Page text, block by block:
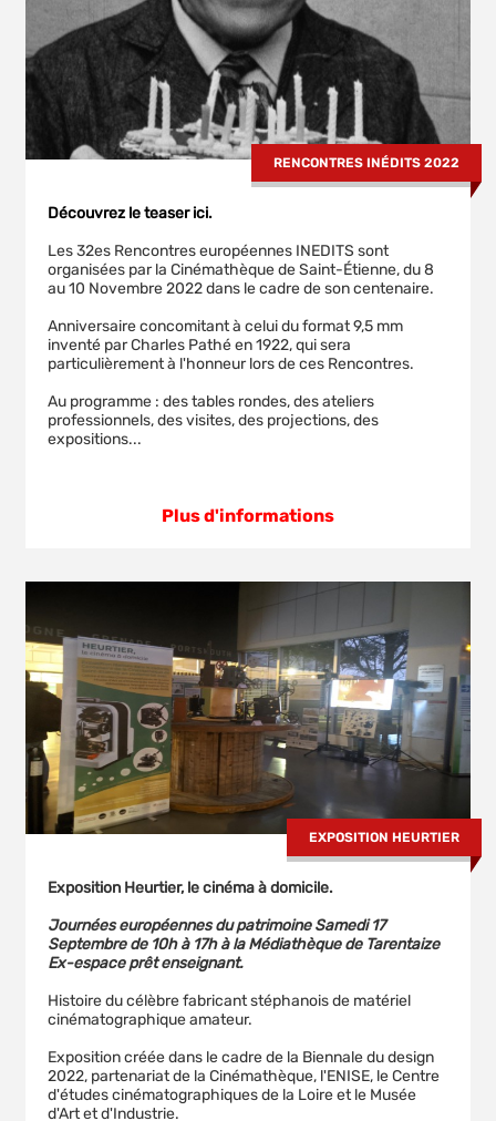
RENCONTRES INÉDITS 2022
Découvrez le teaser ici.
Les 32es Rencontres européennes INEDITS sont
organisées par la Cinémathèque de Saint-Étienne, du 8
au 10 Novembre 2022 dans le cadre de son centenaire.
Anniversaire concomitant à celui du format 9,5 mm
inventé par Charles Pathé en 1922, qui sera
particulièrement à l'honneur lors de ces Rencontres.
Au programme : des tables rondes, des ateliers
professionnels, des visites, des projections, des
expositions...
Plus d'informations
EXPOSITION HEURTIER
Exposition Heurtier, le cinéma à domicile.
Journées européennes du patrimoine Samedi 17
Septembre de 10h à 17h à la Médiathèque de Tarentaize
Ex-espace prêt enseignant.
Histoire du célèbre fabricant stéphanois de matériel
cinématographique amateur.
Exposition créée dans le cadre de la Biennale du design
2022, partenariat de la Cinémathèque, l'ENISE, le Centre
d'études cinématographiques de la Loire et le Musée
d'Art et d'Industrie.